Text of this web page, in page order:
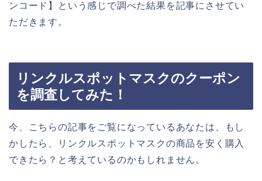
ンコード】という感じで調べた結果を記事にさせてい
ただきます。
リンクルスポットマスクのクーポン
を調査してみた！
今、こちらの記事をご覧になっているあなたは、もし
かしたら、リンクルスポットマスクの商品を安く購入
できたら？と考えているのかもしれません。